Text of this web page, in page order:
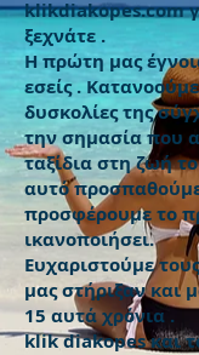
klikdiakopes.com
ξεχνάτε .
Η πρώτη μας
εσείς .
δυσκολίες της
την σημασία που
ταξίδια στη ζωή
αυτό
προσφέρουμε το
ικανοποιήσει.
Ευχαριστούμε
μας στήριξαν και
15 αυτά χρόνια .
klik diakopes και